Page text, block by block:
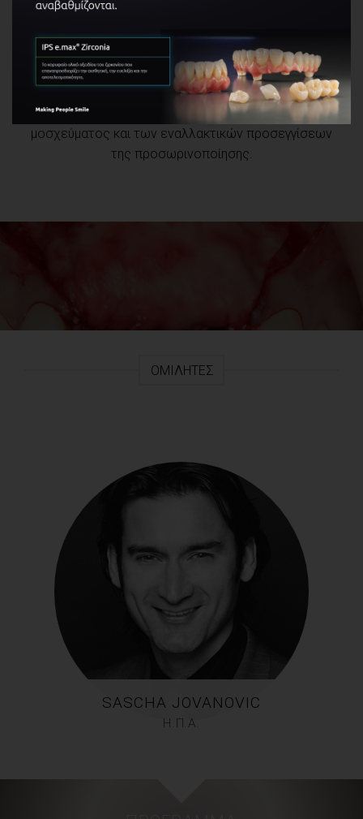
ουλικού βλεννογόνου με μοσχεύματα από την
προβλημάτων στην προστομιακή περιοχή, της
κερατινοποίησης και του λεπτού ουλικού βιότυπου
στην αισθητική ζώνη. Θα γίνει λόγος για την επιλογή
των ασθενών, το πρωτόκολλο της τοποθέτησης του
μοσχεύματος και των εναλλακτικών προσεγγίσεων
της προσωρινοποίησης.
ΟΜΙΛΗΤΈΣ
SASCHA JOVANOVIC
Η.Π.Α.